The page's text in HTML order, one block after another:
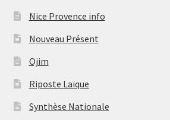
Nice Provence info
Nouveau Présent
Ojim
Riposte Laïque
Synthèse Nationale